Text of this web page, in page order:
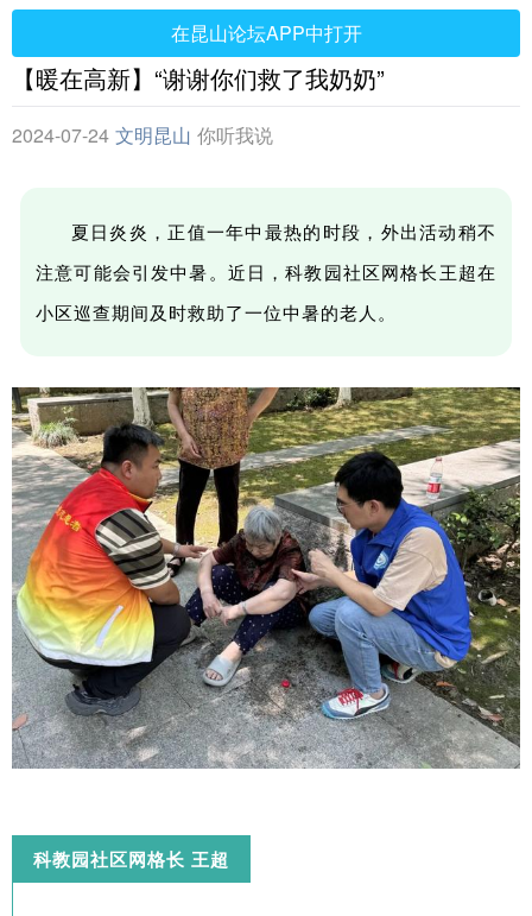
在昆山论坛APP中打开
【暖在高新】“谢谢你们救了我奶奶”
2024-07-24 文明昆山 你听我说
夏日炎炎，正值一年中最热的时段，外出活动稍不
注意可能会引发中暑。近日，科教园社区网格长王超在
小区巡查期间及时救助了一位中暑的老人。
科教园社区网格长 王超